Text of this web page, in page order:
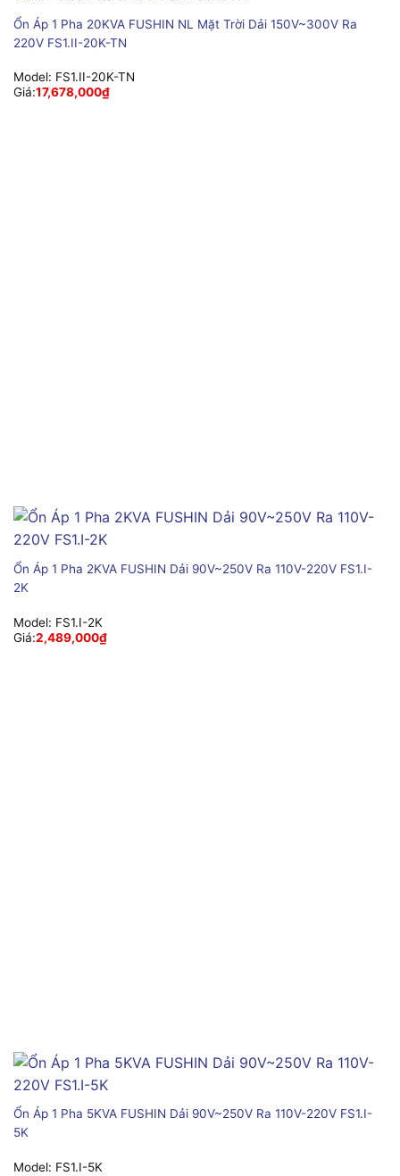
Ổn Áp 1 Pha 20KVA FUSHIN NL Mặt Trời Dải 150V~300V Ra
220V FS1.II-20K-TN
Model: FS1.II-20K-TN
Giá:17,678,000₫
Ổn Áp 1 Pha 2KVA FUSHIN Dải 90V~250V Ra 110V-220V FS1.I-
2K
Model: FS1.I-2K
Giá:2,489,000₫
Ổn Áp 1 Pha 5KVA FUSHIN Dải 90V~250V Ra 110V-220V FS1.I-
5K
Model: FS1.I-5K